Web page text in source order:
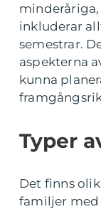
minderåriga,
inkluderar
semestrar.
aspekterna
kunna
Typer
Det finns
familjer med